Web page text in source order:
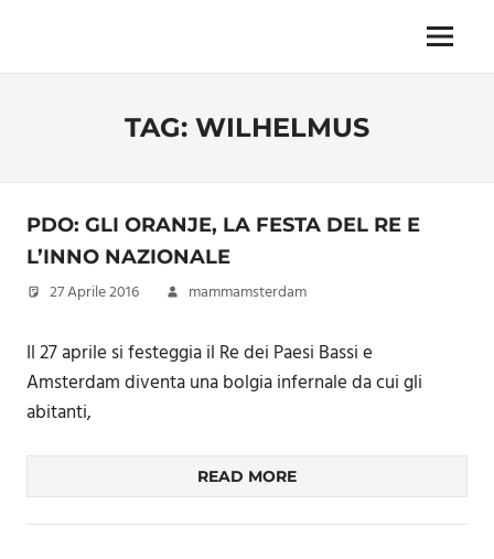
content
imprescindibile,
da
anche
in
monodose
nuova
confezione
migliorata
Menu
TAG: WILHELMUS
PDO: GLI ORANJE, LA FESTA DEL RE E
L’INNO NAZIONALE
27 Aprile 2016 mammamsterdam
Il 27 aprile si festeggia il Re dei Paesi Bassi e
Amsterdam diventa una bolgia infernale da cui gli
abitanti,
READ MORE